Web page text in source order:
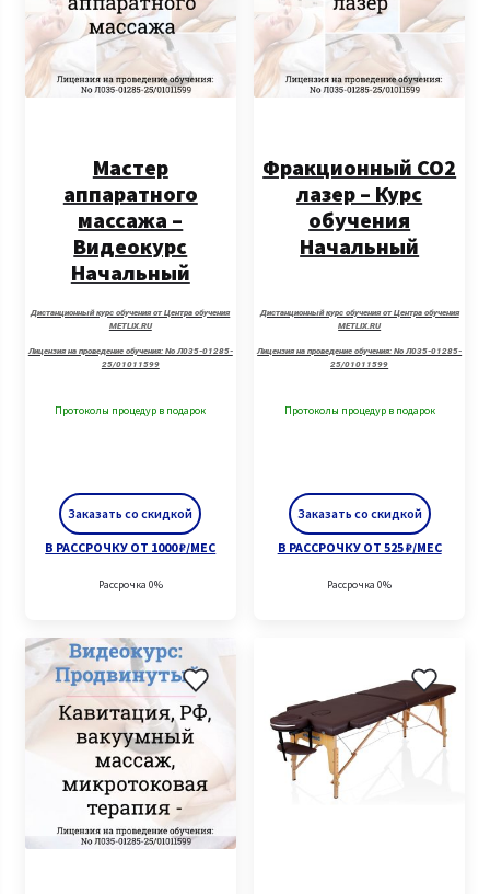
Заказать со скидкой
Мастер
аппаратного
массажа –
Видеокурс
Начальный
Дистанционный курс обучения от Центра обучения
METLIX.RU
Лицензия на проведение обучения: No Л035-01285-
25/01011599
Протоколы процедур в подарок
В РАССРОЧКУ ОТ 1000 ₽/МЕС
Рассрочка 0%
Заказать со скидкой
Фракционный CO2
лазер – Курс
обучения
Начальный
Дистанционный курс обучения от Центра обучения
METLIX.RU
Лицензия на проведение обучения: No Л035-01285-
25/01011599
Протоколы процедур в подарок
В РАССРОЧКУ ОТ 525 ₽/МЕС
Рассрочка 0%